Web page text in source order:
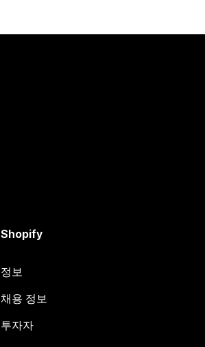
Shopify
정보
채용 정보
투자자